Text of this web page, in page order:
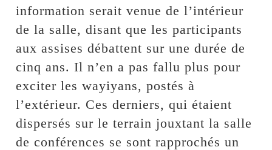
information serait venue de l’intérieur
de la salle, disant que les participants
aux assises débattent sur une durée de
cinq ans. Il n’en a pas fallu plus pour
exciter les wayiyans, postés à
l’extérieur. Ces derniers, qui étaient
dispersés sur le terrain jouxtant la salle
de conférences se sont rapprochés un